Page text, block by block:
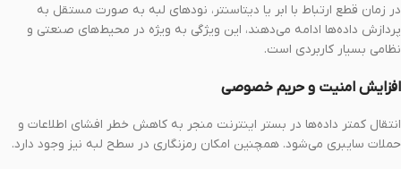
در زمان قطع ارتباط با ابر یا دیتاسنتر، نودهای لبه به صورت مستقل به
پردازش داده‌ها ادامه می‌دهند، این ویژگی به ویژه در محیط‌های صنعتی و
نظامی بسیار کاربردی است.
افزایش امنیت و حریم خصوصی
انتقال کمتر داده‌ها در بستر اینترنت منجر به کاهش خطر افشای اطلاعات و
حملات سایبری می‌شود. همچنین امکان رمزنگاری در سطح لبه نیز وجود دارد.